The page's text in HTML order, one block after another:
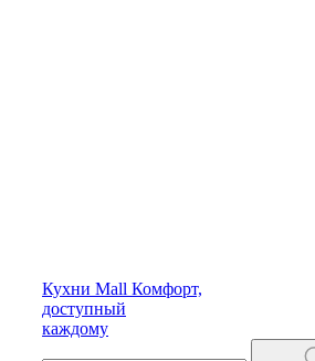
Кухни Mall Комфорт,
доступный
каждому